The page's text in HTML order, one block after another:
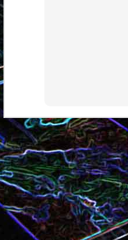
Croque-madame aux
épinards et au gingembre